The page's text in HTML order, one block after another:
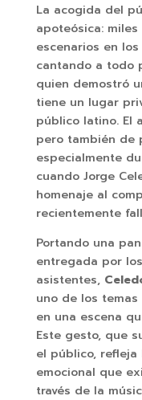
La acogida del
apoteósica:
escenarios en
cantando a todo
quien demostró
tiene un lugar
público latino. El
pero también de
especialmente
cuando Jorge
homenaje al
recientemente
Portando una
entregada por los
asistentes,
uno de los
en una escena
Este gesto, que
el público,
emocional que
través de la